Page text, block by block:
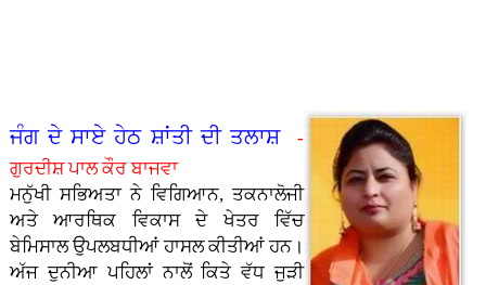
ਜਿੰ�...
ਜੰਗ ਦੇ ਸਾਏ ਹੇਠ ਸ਼ਾਂਤੀ ਦੀ ਤਲਾਸ਼-
ਗੁਰਦੀਸ਼ ਪਾਲ ਕੌਰ ਬਾਜਵਾ
ਮਨੁੱਖੀ ਸਭਿਅਤਾ ਨੇ ਵਿਗਿਆਨ, ਤਕਨਾਲੋਜੀ
ਅਤੇ ਆਰਥਿਕ ਵਿਕਾਸ ਦੇ ਖੇਤਰ ਵਿੱਚ
ਬੇਮਿਸਾਲ ਉਪਲਬਧੀਆਂ ਹਾਸਲ ਕੀਤੀਆਂ ਹਨ।
ਅੱਜ ਦੁਨੀਆ ਪਹਿਲਾਂ ਨਾਲੋਂ ਕਿਤੇ ਵੱਧ ਜੁੜੀ